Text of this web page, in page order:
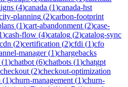
(4)canada (1)canada-hst
planning (2)carbon-footprint
(1)cart-abandonment (2)case-
)cash-flow (4)catalog (2)catalog-sync
cdn (2)certification (2)cfdi (1)cfo
manager(1)chargebacks
(1)chatbot (6)chatbots (1)chatgpt
checkout (2)checkout-optimization
(1)churn-management (1)churn-